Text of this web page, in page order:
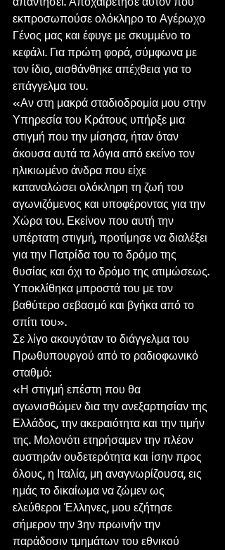
εκπροσωπούσε ολόκληρο το Αγέρωχο
Γένος μας και έφυγε με σκυμμένο το
κεφάλι. Για πρώτη φορά, σύμφωνα με
τον ίδιο, αισθάνθηκε απέχθεια για το
επάγγελμα του.
«Αν στη μακρά σταδιοδρομία μου στην
Υπηρεσία του Κράτους υπήρξε μια
στιγμή που την μίσησα, ήταν όταν
άκουσα αυτά τα λόγια από εκείνο τον
ηλικιωμένο άνδρα που είχε
καταναλώσει ολόκληρη τη ζωή του
αγωνιζόμενος και υποφέροντας για την
Χώρα του. Εκείνον που αυτή την
υπέρτατη στιγμή, προτίμησε να διαλέξει
για την Πατρίδα του το δρόμο της
θυσίας και όχι το δρόμο της ατιμώσεως.
Υποκλίθηκα μπροστά του με τον
βαθύτερο σεβασμό και βγήκα από το
σπίτι του».
Σε λίγο ακουγόταν το διάγγελμα του
Πρωθυπουργού από το ραδιοφωνικό
σταθμό:
«Η στιγμή επέστη που θα
αγωνισθώμεν δια την ανεξαρτησίαν της
Ελλάδος, την ακεραιότητα και την τιμήν
της. Μολονότι ετηρήσαμεν την πλέον
αυστηράν ουδετερότητα και ίσην προς
όλους, η Ιταλία, μη αναγνωρίζουσα, εις
ημάς το δικαίωμα να ζώμεν ως
ελεύθεροι Έλληνες, μου εζήτησε
σήμερον την 3ην πρωινήν την
παράδοσιν τμημάτων του εθνικού